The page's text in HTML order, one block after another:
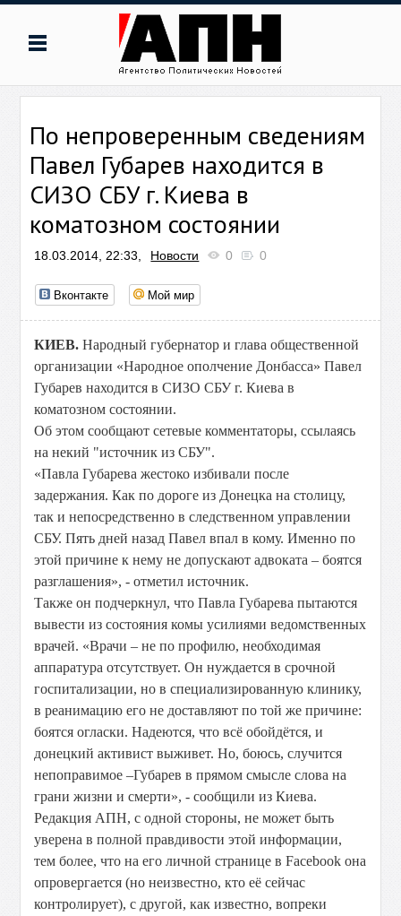
По непроверенным сведениям
Павел Губарев находится в
СИЗО СБУ г. Киева в
коматозном состоянии
18.03.2014, 22:33, Новости 0 0
Вконтакте Мой мир
КИЕВ. Народный губернатор и глава общественной
организации «Народное ополчение Донбасса» Павел
Губарев находится в СИЗО СБУ г. Киева в
коматозном состоянии.
Об этом сообщают сетевые комментаторы, ссылаясь
на некий "источник из СБУ".
«Павла Губарева жестоко избивали после
задержания. Как по дороге из Донецка на столицу,
так и непосредственно в следственном управлении
СБУ. Пять дней назад Павел впал в кому. Именно по
этой причине к нему не допускают адвоката – боятся
разглашения», - отметил источник.
Также он подчеркнул, что Павла Губарева пытаются
вывести из состояния комы усилиями ведомственных
врачей. «Врачи – не по профилю, необходимая
аппаратура отсутствует. Он нуждается в срочной
госпитализации, но в специализированную клинику,
в реанимацию его не доставляют по той же причине:
боятся огласки. Надеются, что всё обойдётся, и
донецкий активист выживет. Но, боюсь, случится
непоправимое –Губарев в прямом смысле слова на
грани жизни и смерти», - сообщили из Киева.
Редакция АПН, с одной стороны, не может быть
уверена в полной правдивости этой информации,
тем более, что на его личной странице в Facebook она
опровергается (но неизвестно, кто её сейчас
контролирует), с другой, как известно, вопреки